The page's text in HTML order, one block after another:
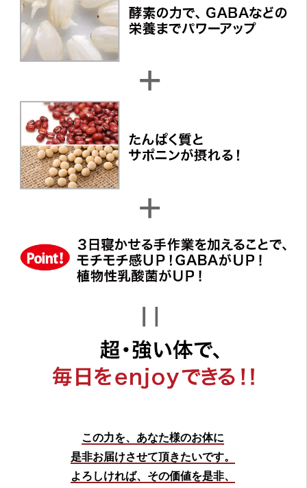
この力を、あなた様のお体に
是非お届けさせて頂きたいです。
よろしければ、その価値を是非、